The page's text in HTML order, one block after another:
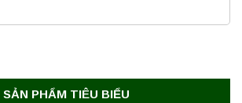
SẢN PHẨM TIÊU BIỂU
Liên hệ